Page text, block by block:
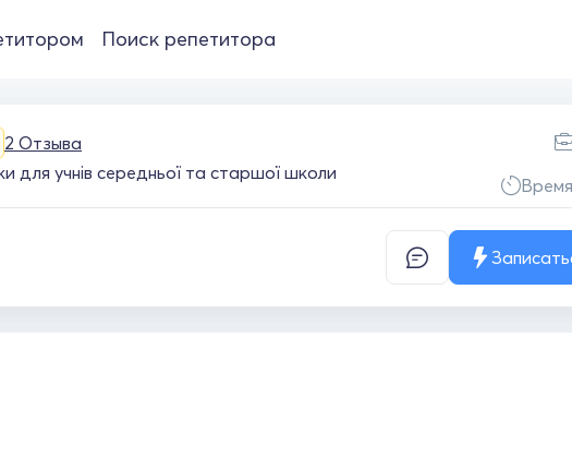
Поиск репетитора
2 Отзыва
для учнів середньої та старшої школи